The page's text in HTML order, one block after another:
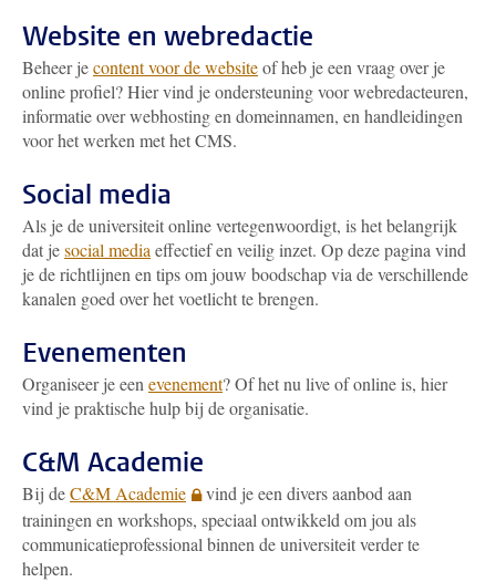
Website en webredactie
Beheer jecontent voor de websiteof heb je een vraag over je
online profiel? Hier vind je ondersteuning voor webredacteuren,
informatie over webhosting en domeinnamen, en handleidingen
voor het werken met het CMS.
Social media
Als je de universiteit online vertegenwoordigt, is het belangrijk
dat jesocial media effectief en veilig inzet. Op deze pagina vind
je de richtlijnen en tips om jouw boodschap via de verschillende
kanalen goed over het voetlicht te brengen.
Evenementen
Organiseer je een evenement? Of het nu live of online is, hier
vind je praktische hulp bij de organisatie.
C&M Academie
Bij deC&M Academie
vind je een divers aanbod aan
trainingen en workshops, speciaal ontwikkeld om jou als
communicatieprofessional binnen de universiteit verder te
helpen.